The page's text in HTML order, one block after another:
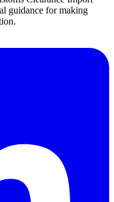
guidance for making